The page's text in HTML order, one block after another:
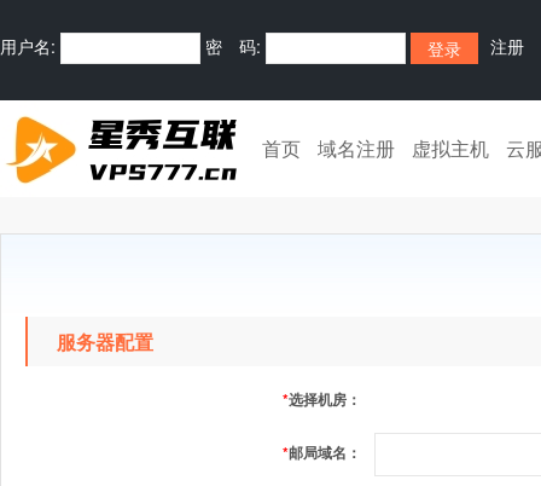
用户名: 密 码: 注册
首页 域名注册 虚拟主机 云
服务器配置
*选择机房：
*邮局域名：